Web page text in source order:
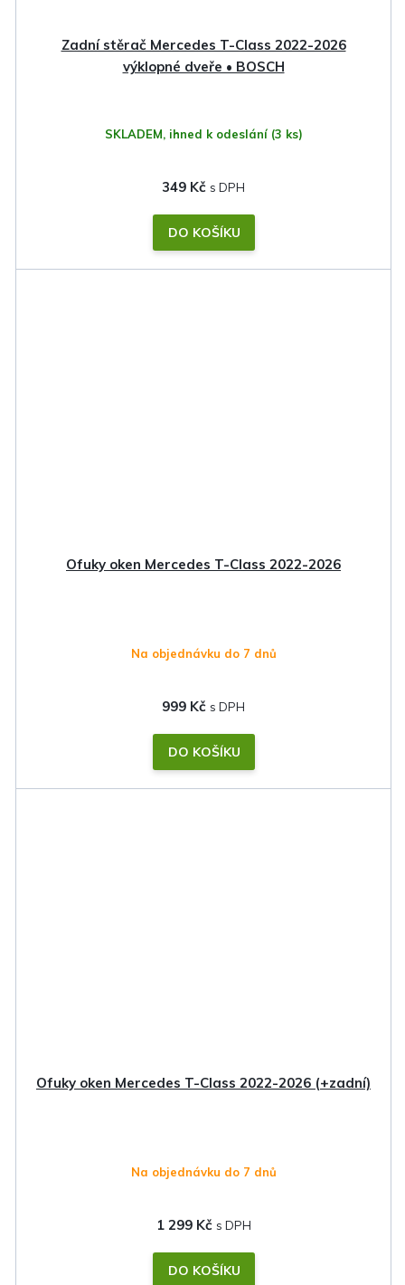
Zadní stěrač Mercedes T-Class 2022-2026
výklopné dveře • BOSCH
SKLADEM, ihned k odeslání (3 ks)
349 Kč
DO KOŠÍKU
Ofuky oken Mercedes T-Class 2022-2026
Na objednávku do 7 dnů
999 Kč
DO KOŠÍKU
Ofuky oken Mercedes T-Class 2022-2026 (+zadní)
Na objednávku do 7 dnů
1 299 Kč
DO KOŠÍKU